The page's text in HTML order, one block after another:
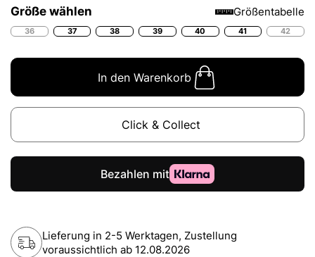
Größe wählen Größentabelle
36 37 38 39 40 41 42
In den Warenkorb
Click & Collect
Lieferung in 2-5 Werktagen, Zustellung
voraussichtlich ab 12.08.2026